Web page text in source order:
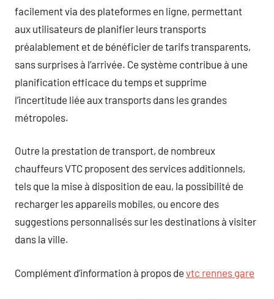
facilement via des plateformes en ligne, permettant
aux utilisateurs de planifier leurs transports
préalablement et de bénéficier de tarifs transparents,
sans surprises à l’arrivée. Ce système contribue à une
planification efficace du temps et supprime
l’incertitude liée aux transports dans les grandes
métropoles.
Outre la prestation de transport, de nombreux
chauffeurs VTC proposent des services additionnels,
tels que la mise à disposition de eau, la possibilité de
recharger les appareils mobiles, ou encore des
suggestions personnalisés sur les destinations à visiter
dans la ville.
Complément d’information à propos de vtc rennes gare